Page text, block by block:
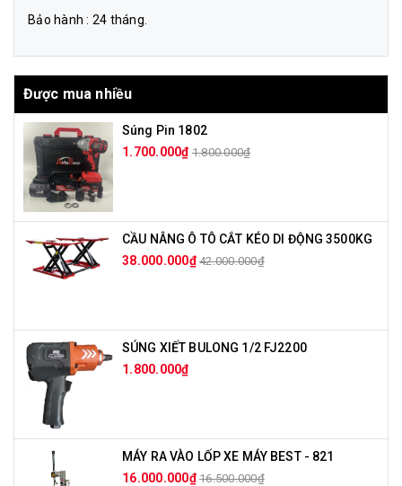
Bảo hành : 24 tháng.
Được mua nhiều
Súng Pin 1802
1.700.000₫ 1.800.000₫
CẦU NÂNG Ô TÔ CẮT KÉO DI ĐỘNG 3500KG
38.000.000₫ 42.000.000₫
SÚNG XIẾT BULONG 1/2 FJ2200
1.800.000₫
MÁY RA VÀO LỐP XE MÁY BEST - 821
16.000.000₫ 16.500.000₫